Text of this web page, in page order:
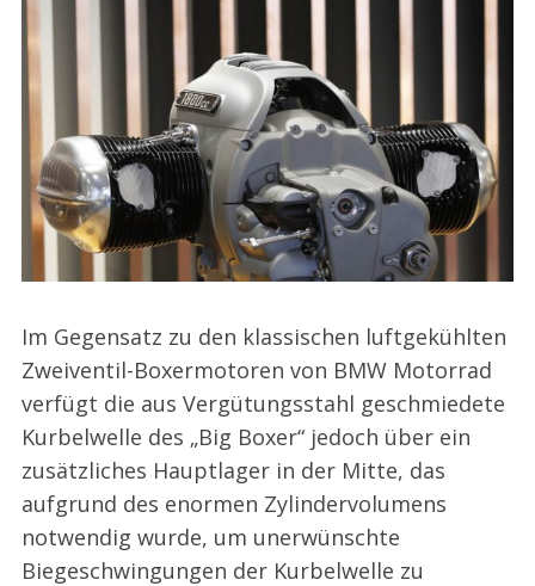
Im Gegensatz zu den klassischen luftgekühlten
Zweiventil-Boxermotoren von BMW Motorrad
verfügt die aus Vergütungsstahl geschmiedete
Kurbelwelle des „Big Boxer“ jedoch über ein
zusätzliches Hauptlager in der Mitte, das
aufgrund des enormen Zylindervolumens
notwendig wurde, um unerwünschte
Biegeschwingungen der Kurbelwelle zu